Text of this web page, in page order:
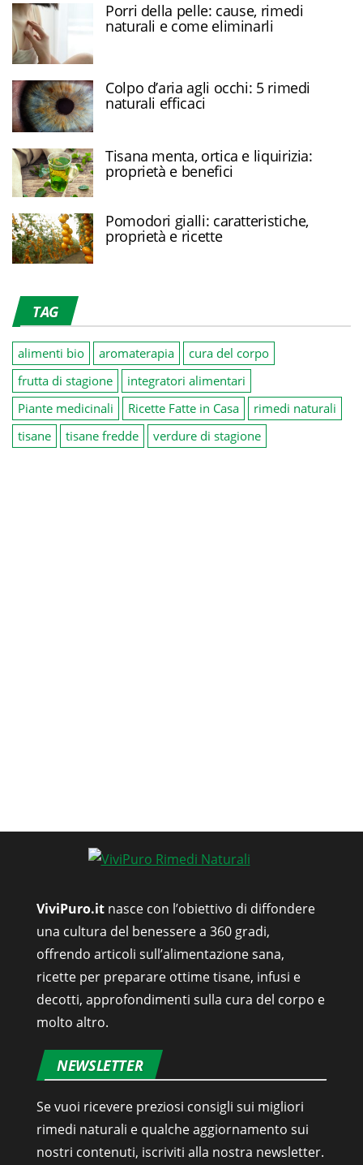
Porri della pelle: cause, rimedi
naturali e come eliminarli
Colpo d’aria agli occhi: 5 rimedi
naturali efficaci
Tisana menta, ortica e liquirizia:
proprietà e benefici
Pomodori gialli: caratteristiche,
proprietà e ricette
TAG
alimenti bio aromaterapia
cura del corpo
frutta di stagione
integratori alimentari
Piante medicinali
Ricette Fatte in Casa
rimedi naturali
tisane
tisane fredde verdure di stagione
ViviPuro.it nasce con l’obiettivo di diffondere
una cultura del benessere a 360 gradi,
offrendo articoli sull’alimentazione sana,
ricette per preparare ottime tisane, infusi e
decotti, approfondimenti sulla cura del corpo e
molto altro.
NEWSLETTER
Se vuoi ricevere preziosi consigli sui migliori
rimedi naturali e qualche aggiornamento sui
nostri contenuti, iscriviti alla nostra newsletter.